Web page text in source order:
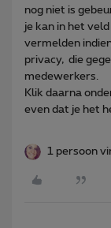
nog niet is
je kan in het
vermelden
privacy, die
medewerkers.
Klik daarna
even dat je het
1 persoon